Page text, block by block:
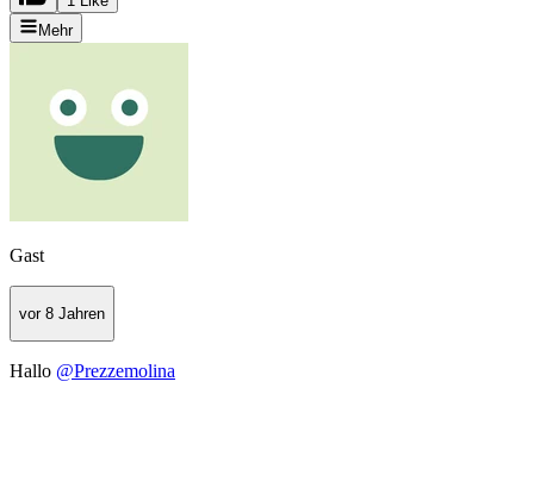
Mehr
Gast
vor 8 Jahren
Hallo @Prezzemolina